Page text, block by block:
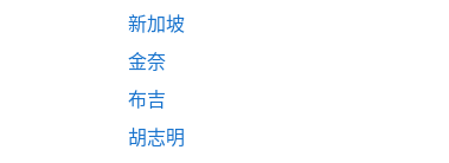
新加坡
金奈
布吉
胡志明